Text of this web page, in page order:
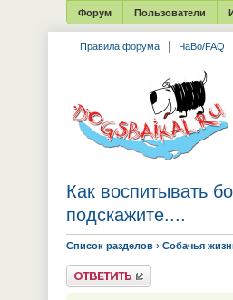
Форум Пользователи
Правила форума ЧаВо/FAQ
Как воспитывать
подскажите....
Список разделов › Собачья
Ответить